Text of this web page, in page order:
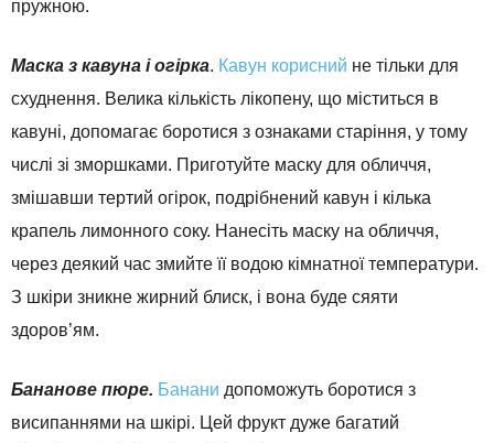
пружною.
Маска з кавуна і огірка. Кавун корисний не тільки для
схуднення. Велика кількість лікопену, що міститься в
кавуні, допомагає боротися з ознаками старіння, у тому
числі зі зморшками. Приготуйте маску для обличчя,
змішавши тертий огірок, подрібнений кавун і кілька
крапель лимонного соку. Нанесіть маску на обличчя,
через деякий час змийте її водою кімнатної температури.
З шкіри зникне жирний блиск, і вона буде сяяти
здоров’ям.
Бананове пюре. Банани допоможуть боротися з
висипаннями на шкірі. Цей фрукт дуже багатий